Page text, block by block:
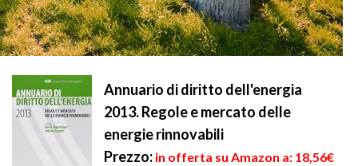
Annuario di diritto dell'energia
2013. Regole e mercato delle
energie rinnovabili
Prezzo: in offerta su Amazon a: 18,56€